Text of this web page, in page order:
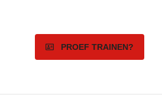
PROEF TRAINEN?